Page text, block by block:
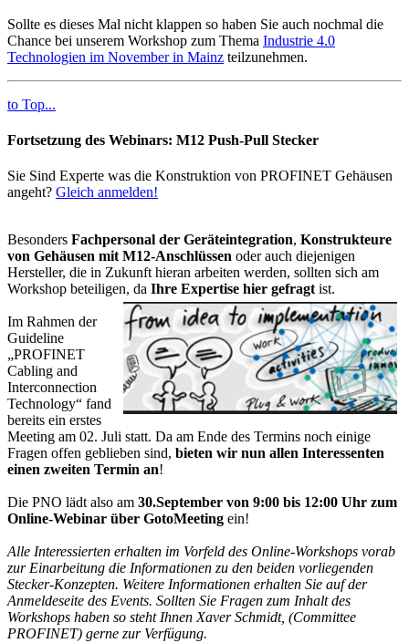
Sollte es dieses Mal nicht klappen so haben Sie auch nochmal die
Chance bei unserem Workshop zum Thema Industrie 4.0
Technologien im November in Mainz teilzunehmen.
to Top...
Fortsetzung des Webinars: M12 Push-Pull Stecker
Sie Sind Experte was die Konstruktion von PROFINET Gehäusen
angeht? Gleich anmelden!
Besonders Fachpersonal der Geräteintegration, Konstrukteure
von Gehäusen mit M12-Anschlüssen oder auch diejenigen
Hersteller, die in Zukunft hieran arbeiten werden, sollten sich am
Workshop beteiligen, da Ihre Expertise hier gefragt ist.
Im Rahmen der
Guideline
„PROFINET
Cabling and
Interconnection
Technology“ fand
bereits ein erstes
Meeting am 02. Juli statt. Da am Ende des Termins noch einige
Fragen offen geblieben sind, bieten wir nun allen Interessenten
einen zweiten Termin an!
Die PNO lädt also am 30.September von 9:00 bis 12:00 Uhr zum
Online-Webinar über GotoMeeting ein!
Alle Interessierten erhalten im Vorfeld des Online-Workshops vorab
zur Einarbeitung die Informationen zu den beiden vorliegenden
Stecker-Konzepten. Weitere Informationen erhalten Sie auf der
Anmeldeseite des Events. Sollten Sie Fragen zum Inhalt des
Workshops haben so steht Ihnen Xaver Schmidt, (Committee
PROFINET) gerne zur Verfügung.